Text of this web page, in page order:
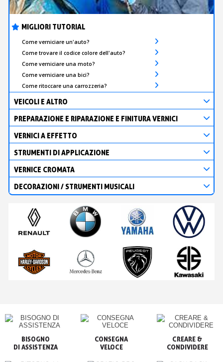
MIGLIORI TUTORIAL
Come verniciare un'auto?
Come trovare il codice colore dell'auto?
Come verniciare una moto?
Come verniciare una bici?
Come ritoccare una carrozzeria?
VEICOLI E ALTRO
PREPARAZIONE E RIPARAZIONE E FINITURA VERNICI
VERNICI A EFFETTO
STRUMENTI DI APPLICAZIONE
VERNICE CROMATA
DECORAZIONI / STRUMENTI MUSICALI
BISOGNO
CONSEGNA
VELOCE
CREARE &
CONDIVIDERE